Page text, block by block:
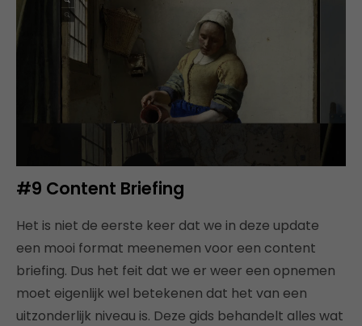
#9 Content Briefing
Het is niet de eerste keer dat we in deze update
een mooi format meenemen voor een content
briefing. Dus het feit dat we er weer een opnemen
moet eigenlijk wel betekenen dat het van een
uitzonderlijk niveau is. Deze gids behandelt alles wat